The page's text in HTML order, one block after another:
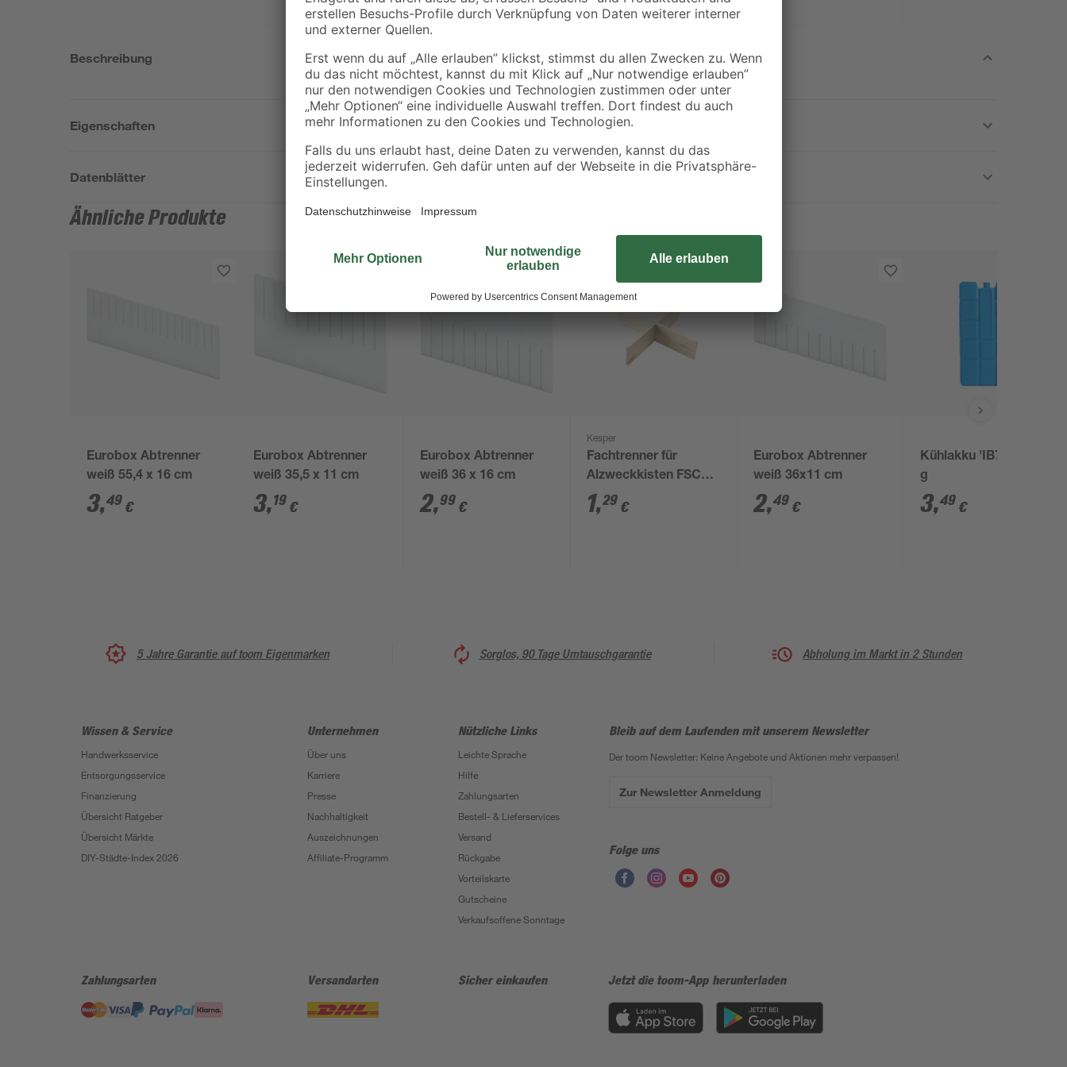
Beschreibung
Eigenschaften
Datenblätter
Ähnliche Produkte
Eurobox Abtrenner
weiß 55,4 x 16 cm
3,49 €
Eurobox Abtrenner
weiß 35,5 x 11 cm
3,19 €
Eurobox Abtrenner
weiß 36 x 16 cm
2,99 €
Kesper
Fachtrenner für
Alzweckkisten FSC®-
zertifiziertes
Kiefernholz 17 x 6,5 x
1,29 €
Eurobox Abtrenner
weiß 36x11 cm
2,49 €
Kühlakku 'IB700' 750
g
3,49 €
5 Jahre Garantie auf toom Eigenmarken Sorglos, 90 Tage Umtauschgarantie Abholung im Markt in 2 Stunden
Wissen & Service
Handwerksservice
Entsorgungsservice
Finanzierung
Übersicht Ratgeber
Übersicht Märkte
DIY-Städte-Index 2026
Unternehmen
Über uns
Karriere
Presse
Nachhaltigkeit
Auszeichnungen
Affiliate-Programm
Nützliche Links
Leichte Sprache
Hilfe
Zahlungsarten
Bestell- & Lieferservices
Versand
Rückgabe
Vorteilskarte
Gutscheine
Verkaufsoffene Sonntage
Bleib auf dem Laufenden mit unserem Newsletter
Der toom Newsletter: Keine Angebote und Aktionen mehr verpassen!
Zur Newsletter Anmeldung
Folge uns
Zahlungsarten Versandarten Sicher einkaufen Jetzt die toom-App herunterladen